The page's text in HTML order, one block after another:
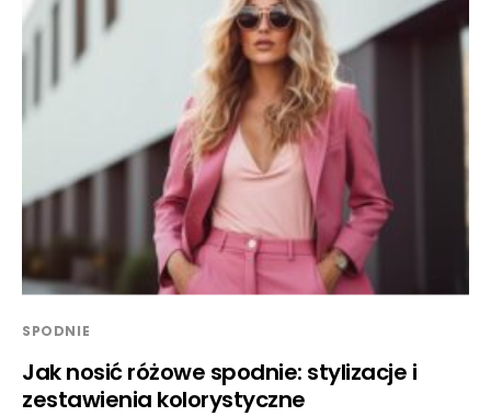
SPODNIE
Jak nosić różowe spodnie: stylizacje i
zestawienia kolorystyczne